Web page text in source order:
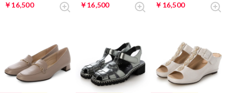
￥16,500 ￥16,500 ￥16,500